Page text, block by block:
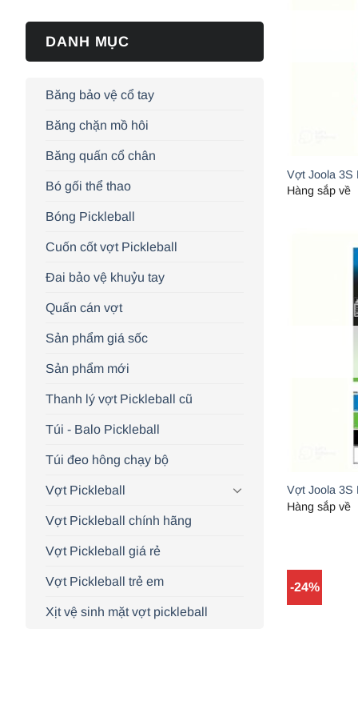
DANH MỤC
Băng bảo vệ cổ tay
Băng chặn mồ hôi
Băng quấn cổ chân
Bó gối thể thao
Bóng Pickleball
Cuốn cốt vợt Pickleball
Đai bảo vệ khuỷu tay
Quấn cán vợt
Sản phẩm giá sốc
Sản phẩm mới
Thanh lý vợt Pickleball cũ
Túi - Balo Pickleball
Túi đeo hông chạy bộ
Vợt Pickleball
Vợt Pickleball chính hãng
Vợt Pickleball giá rẻ
Vợt Pickleball trẻ em
Xịt vệ sinh mặt vợt pickleball
Vợt Joola 3S
Hàng sắp về
Vợt Joola 3S
Hàng sắp về
-24%